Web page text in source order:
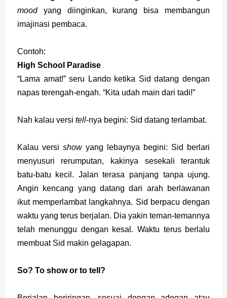
moodyang diinginkan, kurang bisa membangun
imajinasi pembaca.
Contoh:
High School Paradise
“Lama amat!” seru Lando ketika Sid datang dengan
napas terengah-engah. “Kita udah main dari tadi!”
Nah kalau versi tell-nya begini: Sid datang terlambat.
Kalau versi showyang lebaynya begini: Sid berlari
menyusuri rerumputan, kakinya sesekali terantuk
batu-batu kecil. Jalan terasa panjang tanpa ujung.
Angin kencang yang datang dari arah berlawanan
ikut memperlambat langkahnya. Sid berpacu dengan
waktu yang terus berjalan. Dia yakin teman-temannya
telah menunggu dengan kesal. Waktu terus berlalu
membuat Sid makin gelagapan.
So? To show or to tell?